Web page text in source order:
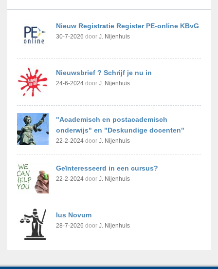
Nieuw Registratie Register PE-online KBvG
30-7-2026 door J. Nijenhuis
Nieuwsbrief ? Schrijf je nu in
24-6-2024 door J. Nijenhuis
"Academisch en postacademisch
onderwijs" en "Deskundige docenten"
22-2-2024 door J. Nijenhuis
Geïnteresseerd in een cursus?
22-2-2024 door J. Nijenhuis
Ius Novum
28-7-2026 door J. Nijenhuis